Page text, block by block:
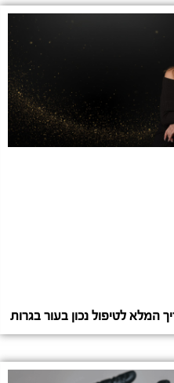
המלא לטיפול נכון בעור בגרות